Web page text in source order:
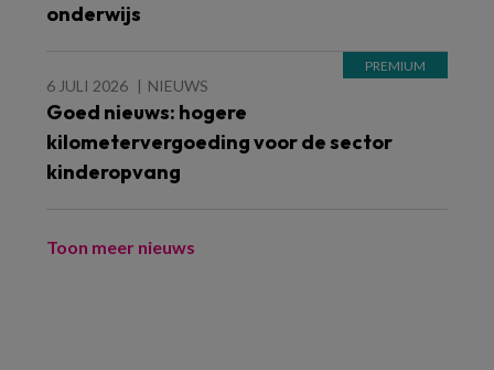
onderwijs
6 JULI 2026 NIEUWS
Goed nieuws: hogere
kilometervergoeding voor de sector
kinderopvang
Toon meer nieuws